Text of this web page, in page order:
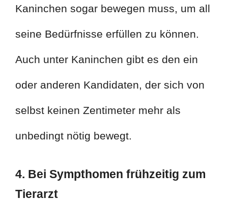
Kaninchen sogar bewegen muss, um all
seine Bedürfnisse erfüllen zu können.
Auch unter Kaninchen gibt es den ein
oder anderen Kandidaten, der sich von
selbst keinen Zentimeter mehr als
unbedingt nötig bewegt.
4. Bei Sympthomen frühzeitig zum
Tierarzt